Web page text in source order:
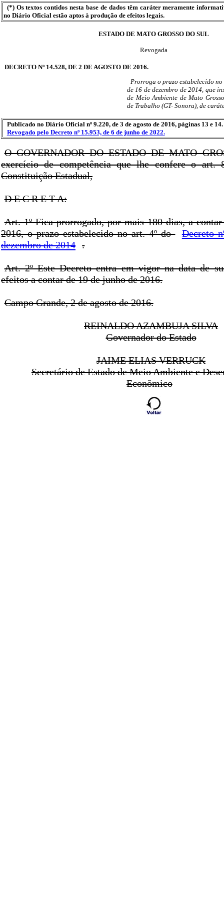
(*) Os textos contidos nesta base de dados têm caráter meramente
no Diário Oficial estão aptos à produção de efeitos legais.
ESTADO DE MATO GROSSO DO SUL
Revogada
DECRETO Nº 14.528, DE 2 DE AGOSTO DE 2016.
Prorroga o prazo estabelecido no
de 16 de dezembro de 2014, que
de Meio Ambiente de Mato
de Trabalho (GT- Sonora), de
Publicado no Diário Oficial nº 9.220, de 3 de agosto de 2016, páginas 13 e 14.
Revogado pelo Decreto nº 15.953, de 6 de junho de 2022.
O GOVERNADOR DO ESTADO DE MATO
exercício de competência que lhe confere o
Constituição Estadual,
D E C R E T A:
Art. 1º Fica prorrogado, por mais 180 dias, a
2016, o prazo estabelecido no art. 4º do
Decreto
dezembro de 2014
.
Art. 2º Este Decreto entra em vigor na data de
efeitos a contar de 19 de junho de 2016.
Campo Grande, 2 de agosto de 2016.
REINALDO AZAMBUJA SILVA
Governador do Estado
JAIME ELIAS VERRUCK
Secretário de Estado de Meio Ambiente e
Econômico